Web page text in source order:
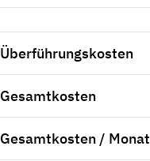
Überführungskosten
Gesamtkosten
Gesamtkosten / Monat